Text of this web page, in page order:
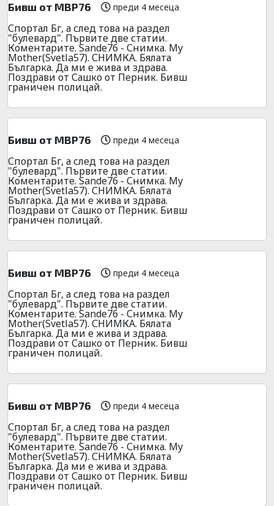
Бивш от МВР76 преди 4 месеца
Спортал Бг, а след това на раздел
"булевард". Първите две статии.
Коментарите. Sande76 - Снимка. My
Mother(Svetla57). СНИМКА. Бялата
Българка. Да ми е жива и здрава.
Поздрави от Сашко от Перник. Бивш
граничен полицай.
Бивш от МВР76 преди 4 месеца
Спортал Бг, а след това на раздел
"булевард". Първите две статии.
Коментарите. Sande76 - Снимка. My
Mother(Svetla57). СНИМКА. Бялата
Българка. Да ми е жива и здрава.
Поздрави от Сашко от Перник. Бивш
граничен полицай.
Бивш от МВР76 преди 4 месеца
Спортал Бг, а след това на раздел
"булевард". Първите две статии.
Коментарите. Sande76 - Снимка. My
Mother(Svetla57). СНИМКА. Бялата
Българка. Да ми е жива и здрава.
Поздрави от Сашко от Перник. Бивш
граничен полицай.
Бивш от МВР76 преди 4 месеца
Спортал Бг, а след това на раздел
"булевард". Първите две статии.
Коментарите. Sande76 - Снимка. My
Mother(Svetla57). СНИМКА. Бялата
Българка. Да ми е жива и здрава.
Поздрави от Сашко от Перник. Бивш
граничен полицай.